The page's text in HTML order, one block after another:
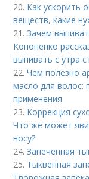
20. Как ускорить
веществ, какие
21.Зачем
Кононенко
выпивать с утра
22.Чем полезно
масло для волос:
применения
23. Коррекция
Что же может
носу?
24.Запеченная
25. Тыквенная